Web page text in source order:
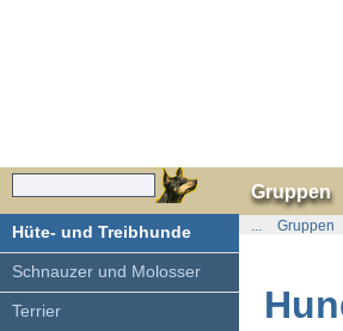
Gruppen
Hüte- und Treibhunde
Schnauzer und Molosser
Terrier
... Gruppen